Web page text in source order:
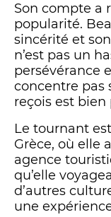
Son compte a
popularité.
sincérité et
n’est pas un
persévérance
concentre pas
reçois est bien
Le tournant
Grèce, où elle
agence
qu’elle
d’autres
une